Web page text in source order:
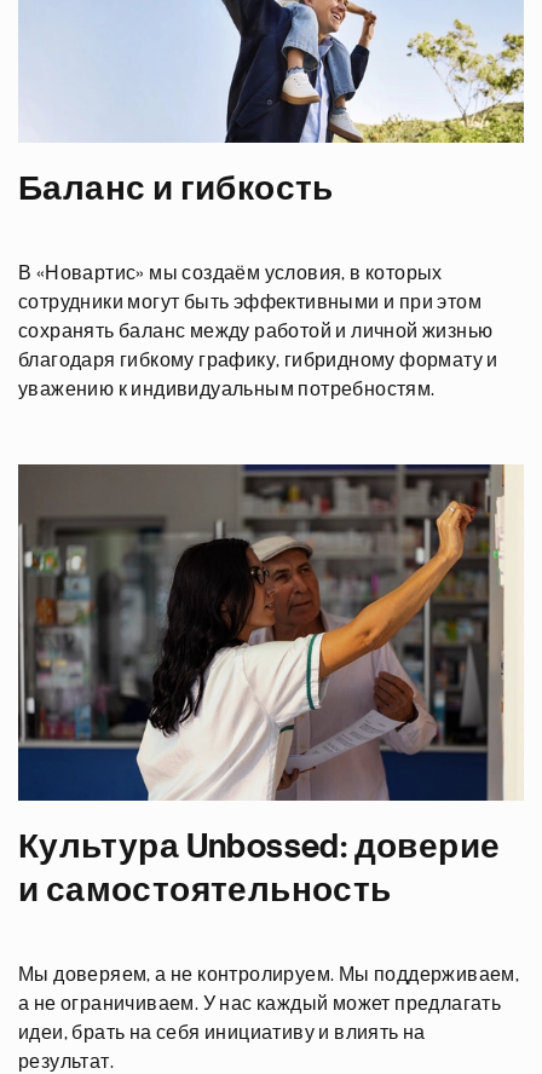
Баланс и гибкость
В «Новартис» мы создаём условия, в которых
сотрудники могут быть эффективными и при этом
сохранять баланс между работой и личной жизнью
благодаря гибкому графику, гибридному формату и
уважению к индивидуальным потребностям.
Культура Unbossed: доверие
и самостоятельность
Мы доверяем, а не контролируем. Мы поддерживаем,
а не ограничиваем. У нас каждый может предлагать
идеи, брать на себя инициативу и влиять на
результат.